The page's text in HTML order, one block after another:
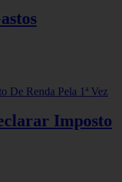
Imposto